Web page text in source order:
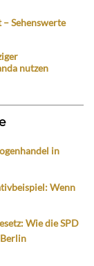
– Sehenswerte
nutzen
in
Wenn
Wie die SPD